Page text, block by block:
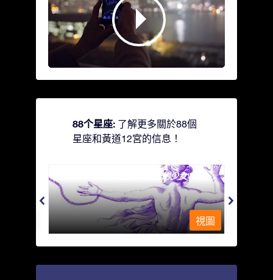
88个星座: 了解更多關於88個
星座和黃道12宮的信息！
Andromeda - 被鐵鍊鎖著的少女
視圖